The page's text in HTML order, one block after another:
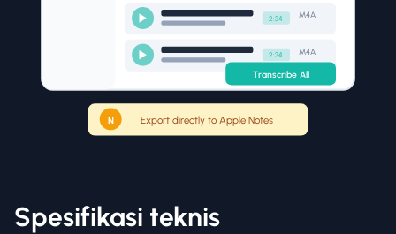
M4A
2:34
M4A
2:34
Transcribe All
N Export directly to Apple Notes
Spesifikasi teknis